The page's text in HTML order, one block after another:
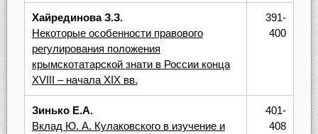
Хайрединова З.З.
Некоторые особенности правового
регулирования положения
крымскотатарской знати в России конца
XVIII – начала XIX вв.
391-
400
Зинько Е.А.
Вклад Ю. А. Кулаковского в изучение и
401-
408